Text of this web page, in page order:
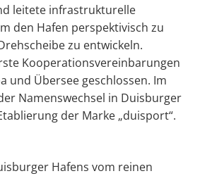
leitete infrastrukturelle
den Hafen perspektivisch zu
zu entwickeln.
Kooperationsvereinbarungen
und Übersee geschlossen. Im
Namenswechsel in Duisburger
der Marke „duisport“.
Hafens vom reinen